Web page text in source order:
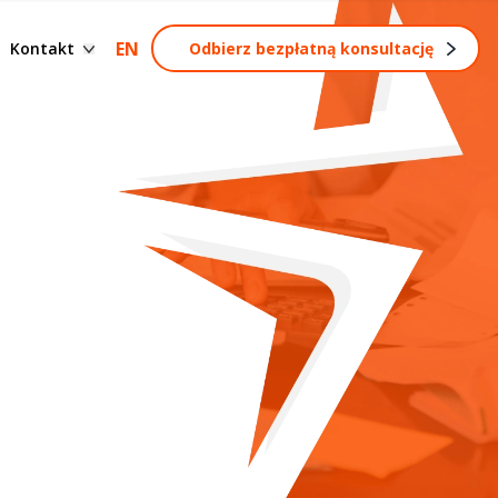
Kontakt
Formularz kontaktowy
EN Odbierz bezpłatną konsultację